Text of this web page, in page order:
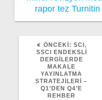
rapor tez Turnitin
ÖNCEKI: ÖNCEKI
YAZI:
SCI,
SSCI ENDEKSLI
DERGILERDE
MAKALE
YAYINLATMA
STRATEJILERI –
Q1’DEN Q4’E
REHBER